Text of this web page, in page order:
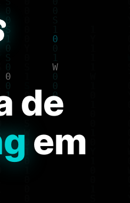
de
em